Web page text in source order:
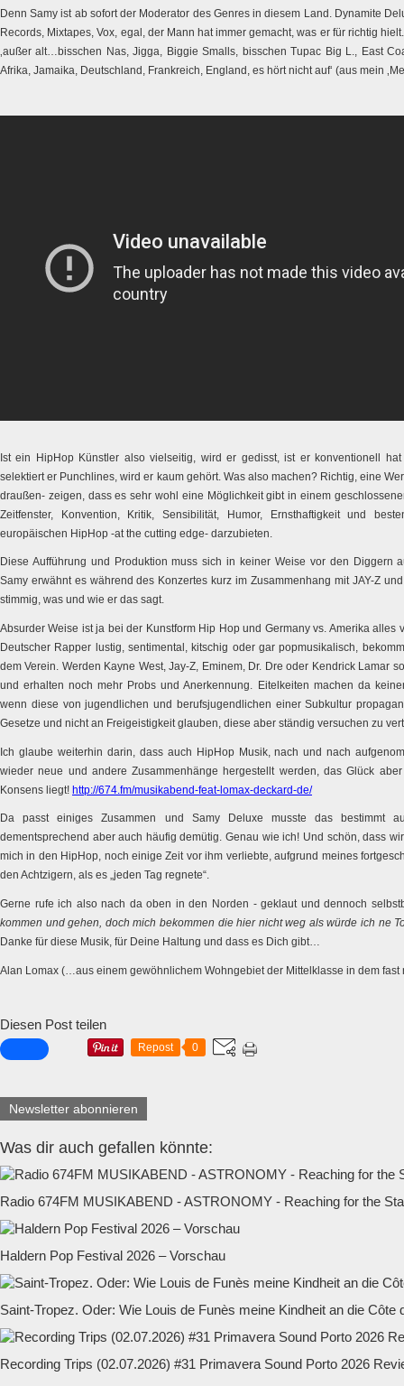
Denn Samy ist ab sofort der Moderator des Genres in diesem Land. Dynamite
Records, Mixtapes, Vox, egal, der Mann hat immer gemacht, was er für richtig
‚außer alt…bisschen Nas, Jigga, Biggie Smalls, bisschen Tupac Big L., East
Afrika, Jamaika, Deutschland, Frankreich, England, es hört nicht auf‘ (aus mein
Ist ein HipHop Künstler also vielseitig, wird er gedisst, ist er konventionell hat
selektiert er Punchlines, wird er kaum gehört. Was also machen? Richtig, eine
draußen- zeigen, dass es sehr wohl eine Möglichkeit gibt in einem
Zeitfenster, Konvention, Kritik, Sensibilität, Humor, Ernsthaftigkeit und
europäischen HipHop -at the cutting edge- darzubieten.
Diese Aufführung und Produktion muss sich in keiner Weise vor den Diggern
Samy erwähnt es während des Konzertes kurz im Zusammenhang mit JAY-Z
stimmig, was und wie er das sagt.
Absurder Weise ist ja bei der Kunstform Hip Hop und Germany vs. Amerika alles
Deutscher Rapper lustig, sentimental, kitschig oder gar popmusikalisch,
dem Verein. Werden Kayne West, Jay-Z, Eminem, Dr. Dre oder Kendrick Lamar
und erhalten noch mehr Probs und Anerkennung. Eitelkeiten machen da
wenn diese von jugendlichen und berufsjugendlichen einer Subkultur
Gesetze und nicht an Freigeistigkeit glauben, diese aber ständig versuchen zu
Ich glaube weiterhin darin, dass auch HipHop Musik, nach und nach
wieder neue und andere Zusammenhänge hergestellt werden, das Glück
Konsens liegt! http://674.fm/musikabend-feat-lomax-deckard-de/
Da passt einiges Zusammen und Samy Deluxe musste das bestimmt
dementsprechend aber auch häufig demütig. Genau wie ich! Und schön, dass
mich in den HipHop, noch einige Zeit vor ihm verliebte, aufgrund meines
den Achtzigern, als es „jeden Tag regnete“.
Gerne rufe ich also nach da oben in den Norden - geklaut und dennoch
kommen und gehen, doch mich bekommen die hier nicht weg als würde ich ne
Danke für diese Musik, für Deine Haltung und dass es Dich gibt…
Alan Lomax (…aus einem gewöhnlichem Wohngebiet der Mittelklasse in dem fast
Diesen Post teilen
Repost 0
Newsletter abonnieren
Was dir auch gefallen könnte:
Radio 674FM MUSIKABEND - ASTRONOMY - Reaching for the
Haldern Pop Festival 2026 – Vorschau
Saint-Tropez. Oder: Wie Louis de Funès meine Kindheit an die Côte
Recording Trips (02.07.2026) #31 Primavera Sound Porto 2026